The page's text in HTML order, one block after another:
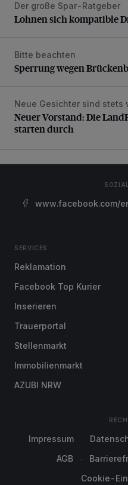
Lohnen sich kompatible
Der große Spar-Ratgeber
Lohnen sich kompatible
Sperrung wegen
Bitte beachten
Sperrung wegen
Neuer Vorstand: Die
Neue Gesichter sind stets
Neuer Vorstand: Die
starten durch
www.facebook.com/
SERVICES
Reklamation
Facebook Top Kurier
Inserieren
Trauerportal
Stellenmarkt
Immobilienmarkt
AZUBI NRW
Impressum
AGB
Cookie-